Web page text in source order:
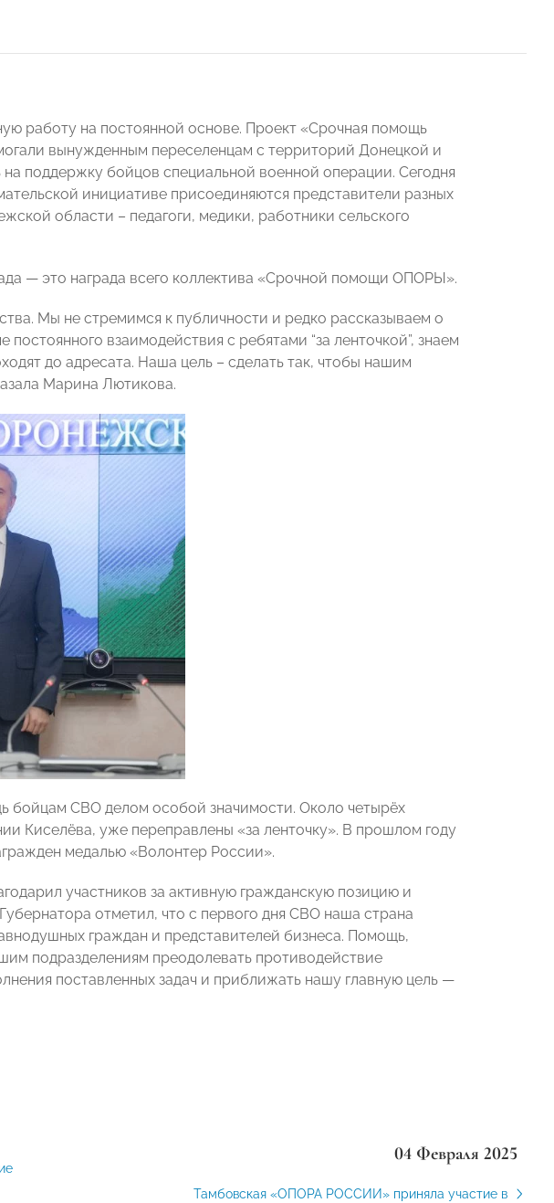
работу на постоянной основе. Проект «Срочная помощь
вынужденным переселенцам с территорий Донецкой и
поддержку бойцов специальной военной операции. Сегодня
инициативе присоединяются представители разных
области – педагоги, медики, работники сельского
— это награда всего коллектива «Срочной помощи ОПОРЫ».
Мы не стремимся к публичности и редко рассказываем о
взаимодействия с ребятами “за ленточкой”, знаем
до адресата. Наша цель – сделать так, чтобы нашим
Марина Лютикова.
бойцам СВО делом особой значимости. Около четырёх
Киселёва, уже переправлены «за ленточку». В прошлом году
медалью «Волонтер России».
участников за активную гражданскую позицию и
отметил, что с первого дня СВО наша страна
граждан и представителей бизнеса. Помощь,
подразделениям преодолевать противодействие
поставленных задач и приближать нашу главную цель —
04 Февраля 2025
Тамбовская «ОПОРА РОССИИ» приняла участие в